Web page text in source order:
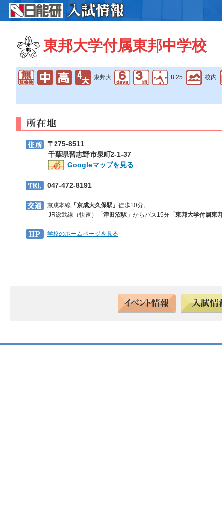
東邦大学付属東邦中学校
東邦大 8:25 校内
〒275-8511
千葉県習志野市泉町2-1-37
Googleマップを見る
047-472-8191
京成本線 「京成大久保駅」 徒歩10分。
JR総武線（快速）
「津田沼駅」 からバス15分 「東邦大学付属東
学校のホームページを見る